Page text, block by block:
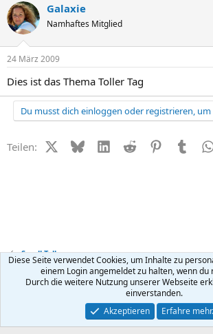
Galaxie
Namhaftes Mitglied
24 März 2009
Dies ist das Thema Toller Tag
Du musst dich einloggen oder registrieren,
Teilen: X (Twitter)
BlueskyLinkedIn
Reddit Pinterest
Small Talk
Kontakt Nutzungsbedingungen Datenschutz
Community platform by XenForo ® © 2010-2026 XenForo
Diese Seite verwendet Cookies, um Inhalte zu
einem Login angemeldet zu halten, wenn
Durch die weitere Nutzung unserer Webseite
einverstanden.
Akzeptieren
Erfahre